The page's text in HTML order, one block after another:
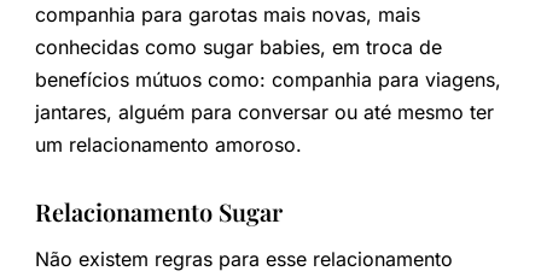
companhia para garotas mais novas, mais
conhecidas como sugar babies, em troca de
benefícios mútuos como: companhia para viagens,
jantares, alguém para conversar ou até mesmo ter
um relacionamento amoroso.
Relacionamento Sugar
Não existem regras para esse relacionamento